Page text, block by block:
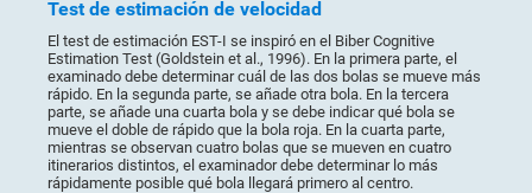
Test de estimación de velocidad
El test de estimación EST-I se inspiró en el Biber Cognitive
Estimation Test (Goldstein et al., 1996). En la primera parte, el
examinado debe determinar cuál de las dos bolas se mueve más
rápido. En la segunda parte, se añade otra bola. En la tercera
parte, se añade una cuarta bola y se debe indicar qué bola se
mueve el doble de rápido que la bola roja. En la cuarta parte,
mientras se observan cuatro bolas que se mueven en cuatro
itinerarios distintos, el examinador debe determinar lo más
rápidamente posible qué bola llegará primero al centro.